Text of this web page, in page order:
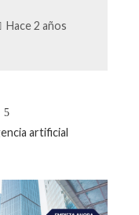
Hace 2 años
artificial